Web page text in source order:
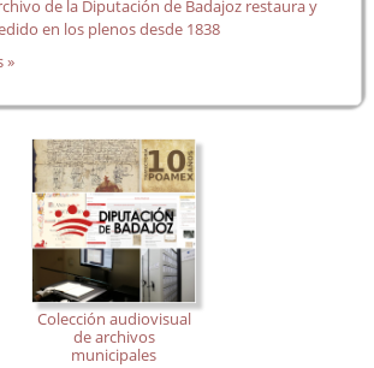
de la Diputación de Badajoz restaura y
en los plenos desde 1838
»
Colección audiovisual
de archivos
municipales